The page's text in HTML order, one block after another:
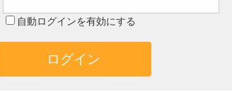
自動ログインを有効にする